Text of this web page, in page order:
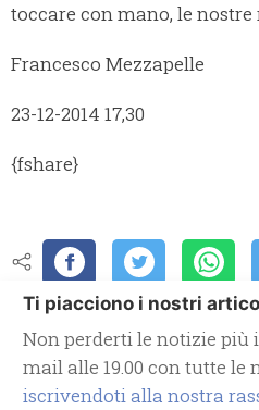
toccare con mano, le
Francesco Mezzapelle
23-12-2014 17,30
{fshare}
Ti piacciono i nostri
Non perderti le notizie più
mail alle 19.00 con tutte le
iscrivendoti alla nostra